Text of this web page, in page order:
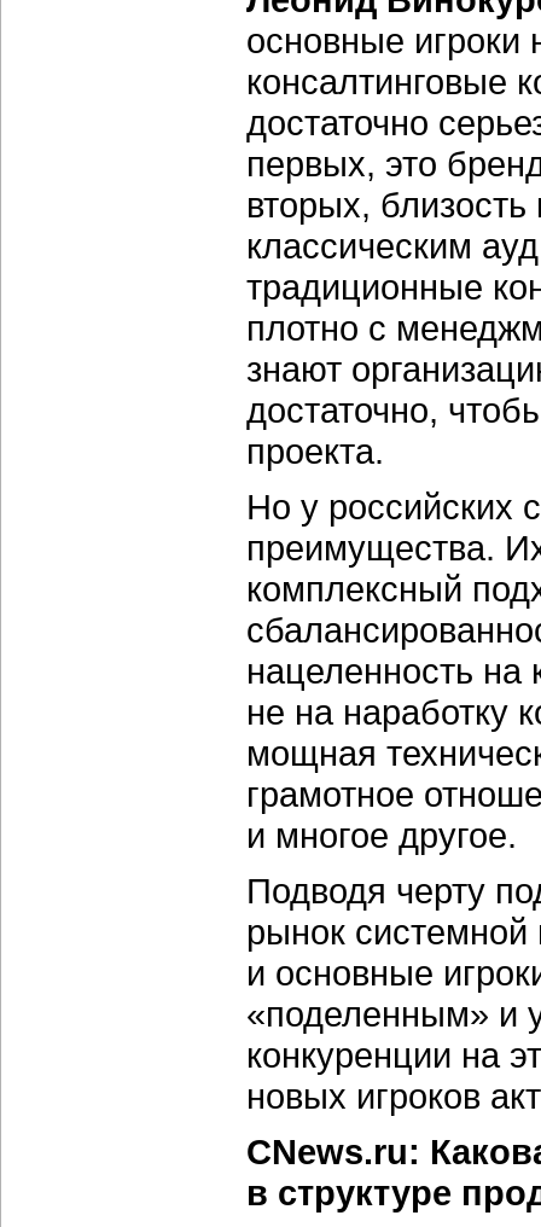
основные
консалтинговые
достаточно
первых, это
вторых, близость
классическим
традиционные
плотно с
знают
достаточно,
проекта.
Но у российских
преимущества.
комплексный
нацеленность на
не на наработку
мощная
грамотное
и многое другое.
Подводя черту
рынок системной
и основные
«поделенным» и
конкуренции на
новых игроков
CNews.ru:
в структуре